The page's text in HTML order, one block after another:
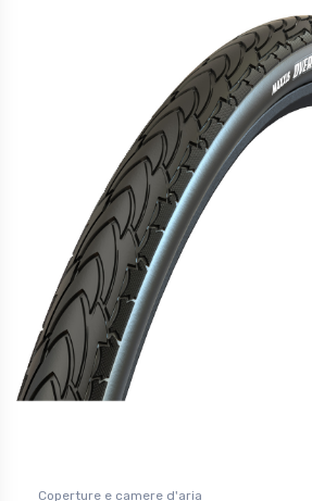
Coperture e camere d'aria